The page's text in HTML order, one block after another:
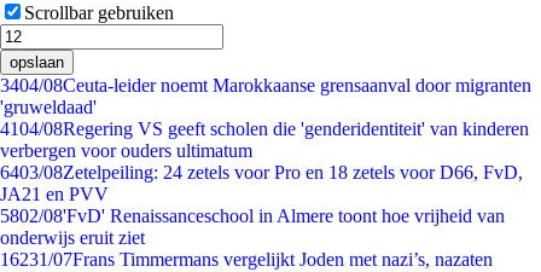
Scrollbar gebruiken
opslaan
3404/08Ceuta-leider noemt Marokkaanse grensaanval door migranten
'gruweldaad'
4104/08Regering VS geeft scholen die 'genderidentiteit' van kinderen
verbergen voor ouders ultimatum
6403/08Zetelpeiling: 24 zetels voor Pro en 18 zetels voor D66, FvD,
JA21 en PVV
5802/08'FvD' Renaissanceschool in Almere toont hoe vrijheid van
onderwijs eruit ziet
16231/07Frans Timmermans vergelijkt Joden met nazi’s, nazaten